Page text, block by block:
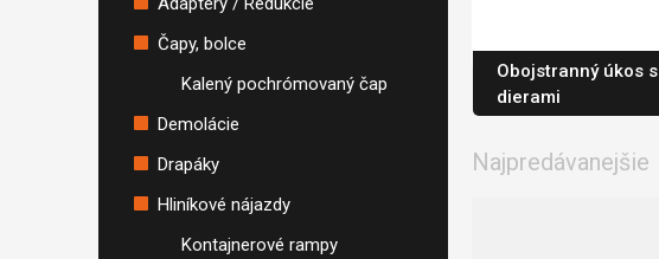
Čapy, bolce
Kalený pochrómovaný čap
Demolácie
Drapáky
Hliníkové nájazdy
Kontajnerové rampy
Obojstranný úkos s
dierami
Najpredávanejšie